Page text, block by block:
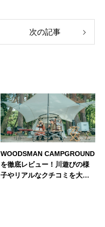
次の記事
WOODSMAN CAMPGROUND
を徹底レビュー！川遊びの様
子やリアルなクチコミを大公